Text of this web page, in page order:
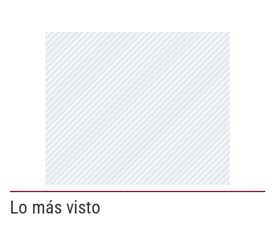
Lo más visto